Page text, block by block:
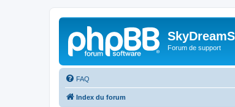
Forum de support
FAQ
Index du forum